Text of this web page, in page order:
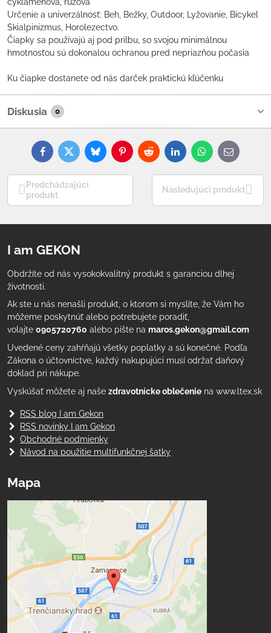
Určenie a univerzálnosť: Beh, Bežky, Outdoor, Lyžovanie, Bicykel
Skialpinizmus, Horolezectvo.
Čiapky sa používajú aj pod prilbu, so svojou minimálnou
hmotnosťou sú dokonalou ochranou pred nepriazňou počasia
Ku čiapke dostanete od nás darček praktickú kľúčenku
Diskusia 0
FacebookTwitterBlueskyPinterestRedditLinkedInWhatsApp
E-
mail
Predchádzajúci
produkt
Nasledujúci produkt
I am GEKON
Obdržíte od nás vysokokvalitný produkt s garanciou dlhej
životnosti.
Ak ste u nás nenašli produkt, o ktorom si myslíte, že Vám ho
môžeme poskytnúť alebo potrebujete poradiť,
volajte 0905720760 alebo píšte na maros.gekon@gmail.com
Uvedené ceny zahŕňajú všetky poplatky a sú konečné. Podľa
Zákona o účtovníctve, každý nakupujúci musí održať daňový
doklad pri nákupe.
Vyskúšať môžete aj naše zdravotnícke oblečenie na www.ltex.sk
RSS blog I am Gekon
RSS novinky I am Gekon
Obchodné podmienky
Návod na použitie multifunkčnej šatky
Mapa